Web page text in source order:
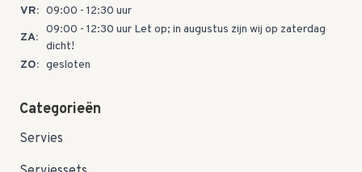
VR: 09:00 - 12:30 uur
ZA:
09:00 - 12:30 uur Let op; in augustus zijn wij op zaterdag
dicht!
ZO: gesloten
Categorieën
Servies